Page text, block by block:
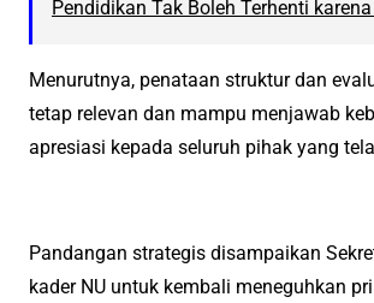
Pendidikan Tak Boleh Terhenti
Menurutnya, penataan struktur dan
tetap relevan dan mampu menjawab
apresiasi kepada seluruh pihak yang
Pandangan strategis disampaikan
kader NU untuk kembali meneguhkan